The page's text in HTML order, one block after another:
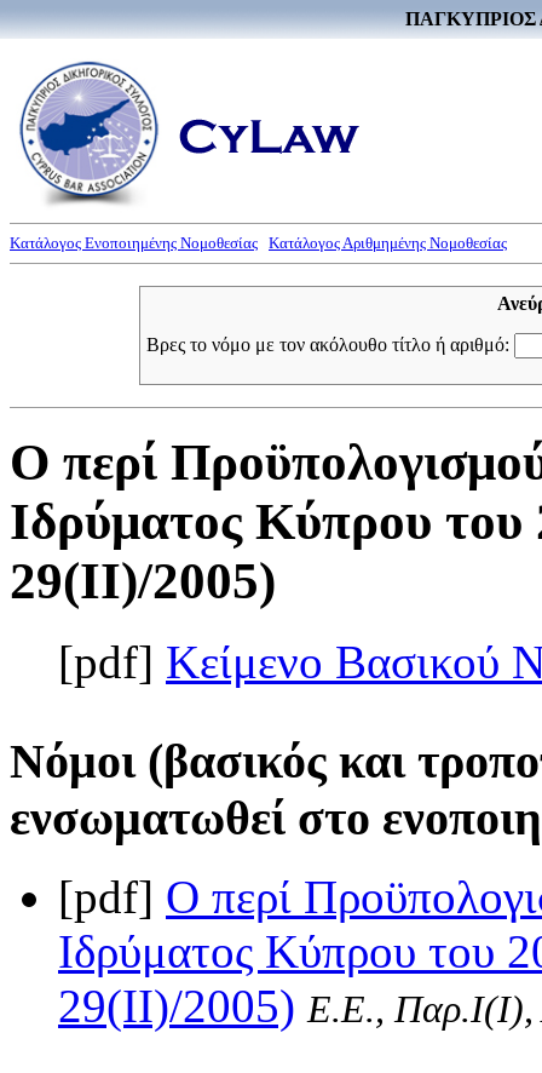
ΠΑΓΚΥΠΡΙΟΣ
Κατάλογος Ενοποιημένης Νομοθεσίας Κατάλογος Αριθμημένης Νομοθεσίας
Βρες το νόμο με τον ακόλουθο τίτλο ή αριθμό:
Ο περί
Ιδρύματος Κύπρου
29(II)/2005)
[pdf] Κείμενο Βασικού
Νόμοι (βασικός και
ενσωματωθεί στο
[pdf] Ο περί
Ιδρύματος Κύπρου του
29(II)/2005) Ε.Ε., Παρ.Ι(I),